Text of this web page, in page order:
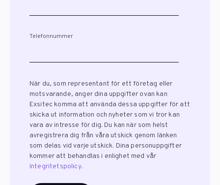
Telefonnummer
När du, som representant för ett företag eller
motsvarande, anger dina uppgifter ovan kan
Exsitec komma att använda dessa uppgifter för att
skicka ut information och nyheter som vi tror kan
vara av intresse för dig. Du kan när som helst
avregistrera dig från våra utskick genom länken
som delas vid varje utskick. Dina personuppgifter
kommer att behandlas i enlighet med vår
Integritetspolicy.